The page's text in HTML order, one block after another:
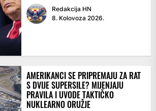
Redakcija HN
8. Kolovoza 2026.
AMERIKANCI SE PRIPREMAJU ZA RAT
S DVIJE SUPERSILE? MIJENJAJU
PRAVILA I UVODE TAKTIČKO
NUKLEARNO ORUŽJE